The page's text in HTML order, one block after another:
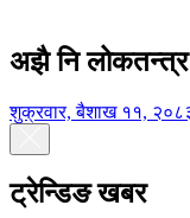
अझै नि
शुक्रवार, बैशाख ११,
ट्रेन्डिङ खबर